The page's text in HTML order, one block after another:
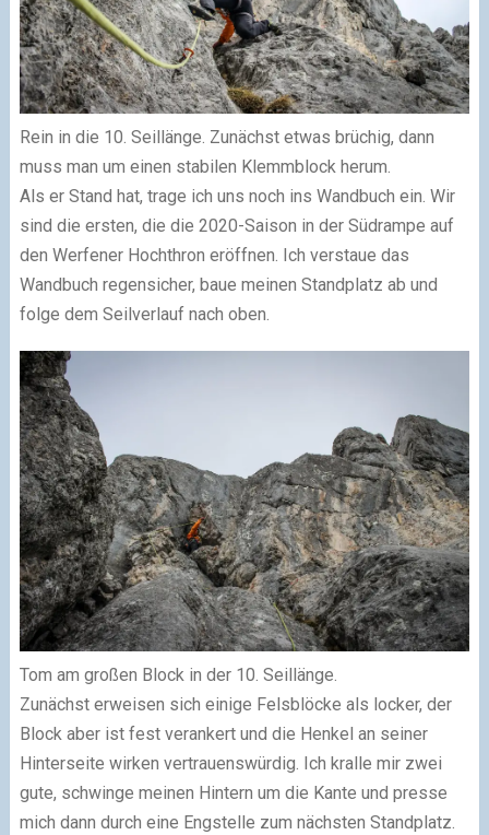
Rein in die 10. Seillänge. Zunächst etwas brüchig, dann
muss man um einen stabilen Klemmblock herum.
Als er Stand hat, trage ich uns noch ins Wandbuch ein. Wir
sind die ersten, die die 2020-Saison in der Südrampe auf
den Werfener Hochthron eröffnen. Ich verstaue das
Wandbuch regensicher, baue meinen Standplatz ab und
folge dem Seilverlauf nach oben.
Tom am großen Block in der 10. Seillänge.
Zunächst erweisen sich einige Felsblöcke als locker, der
Block aber ist fest verankert und die Henkel an seiner
Hinterseite wirken vertrauenswürdig. Ich kralle mir zwei
gute, schwinge meinen Hintern um die Kante und presse
mich dann durch eine Engstelle zum nächsten Standplatz.